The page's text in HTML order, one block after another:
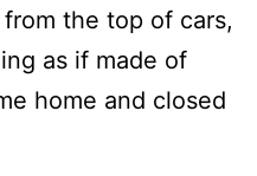
the top of cars,
as if made of
home and closed